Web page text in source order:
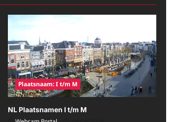
Plaatsnaam: I t/m M
NL Plaatsnamen I t/m M